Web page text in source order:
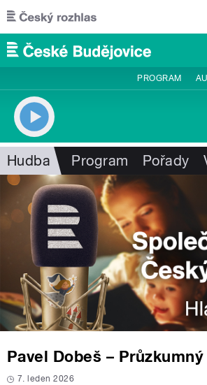
Přejít k hlavnímu obsahu
PROGRAM
Hudba Program Pořady
Pavel Dobeš – Průzkumný
7. leden 2026